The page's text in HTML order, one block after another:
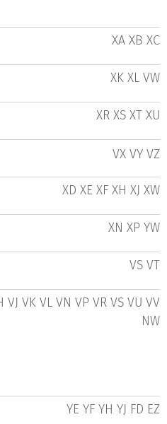
XA XB XC
XK XL VW
XR XS XT XU
VX VY VZ
XD XE XF XH XJ XW
XN XP YW
VS VT
VJ VK VL VN VP VR VS VU VV
NW
YE YF YH YJ FD EZ